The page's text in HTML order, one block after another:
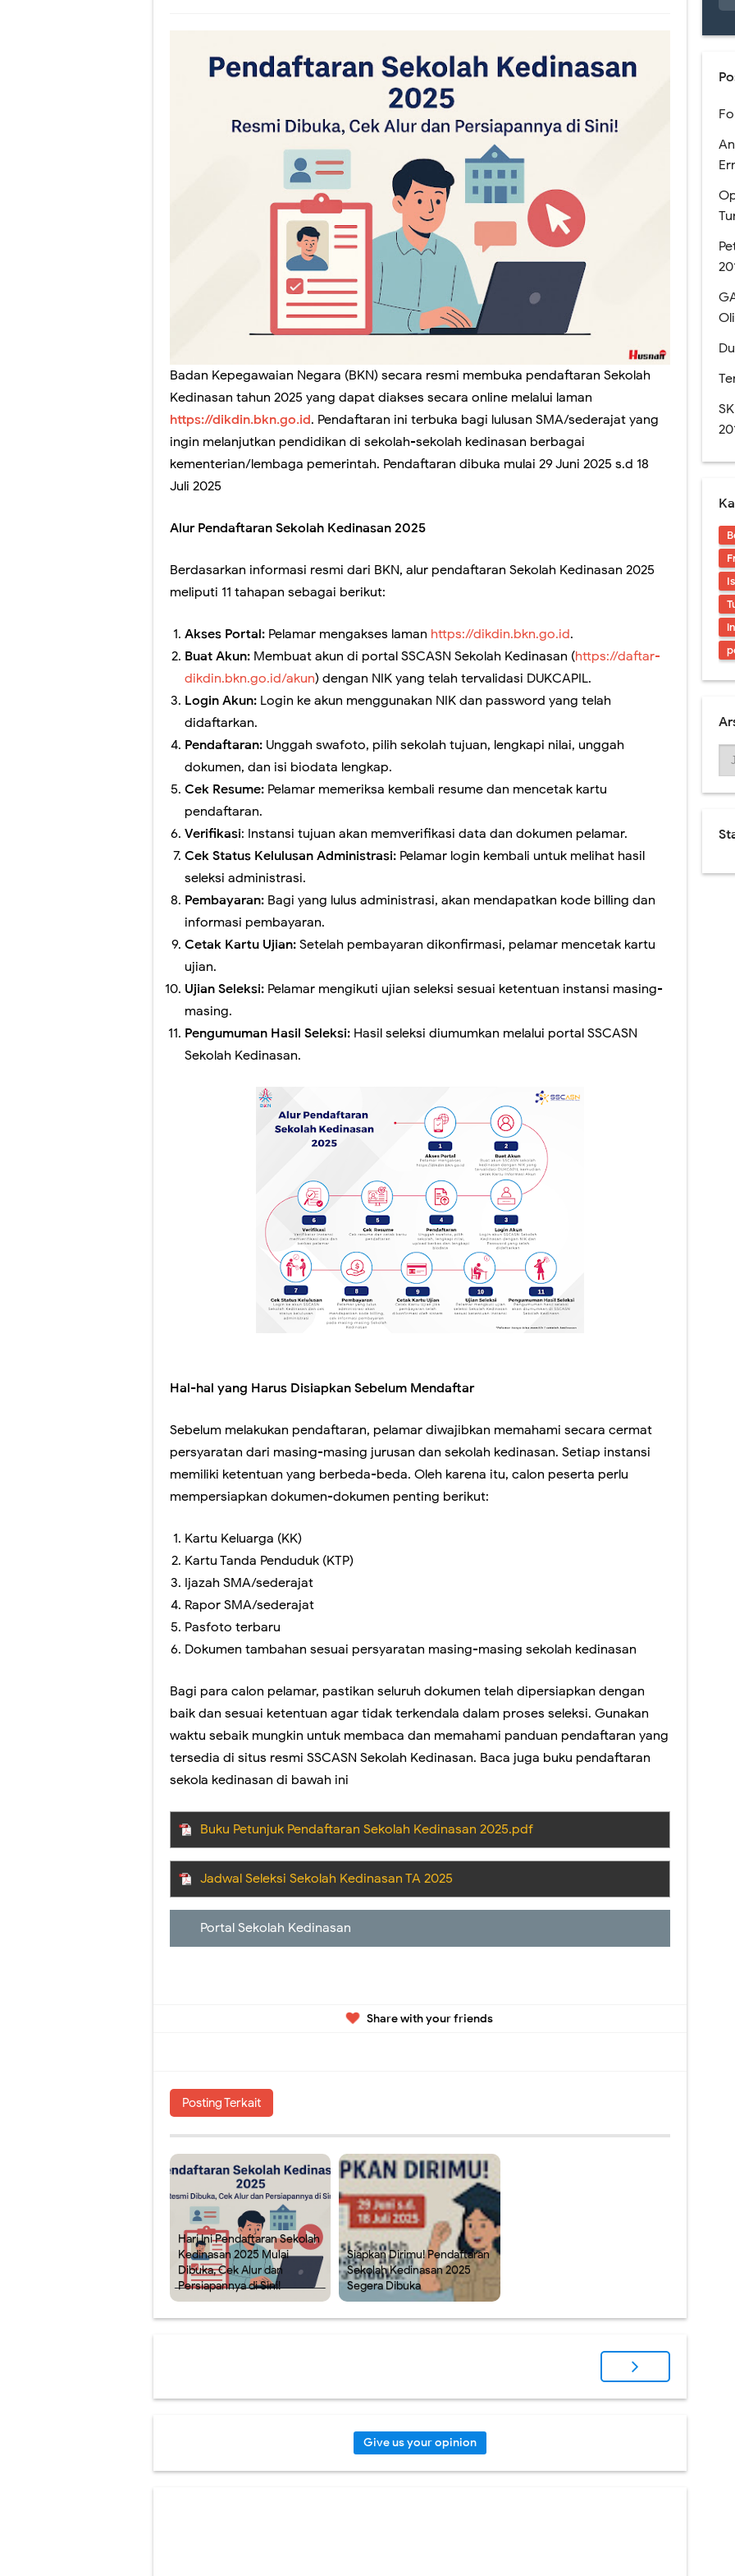
Peresmian Kebijakan Bantuan Kuota Internet Kemdikbud Tahun 2020
Fitur Baru Google Meet dan Classroom (Coming soon)
Pelatihan Pelaksanaan USBN SMA Tahun 2019
Workshop Membangun LMS Sekolah MKKS SMA Negeri Kab. Jember Th. 2017
Perubahan Bentuk Rapor Untuk SKS, Perlu Dikoreksi Lagi.
Panduan Penilaian SMA edisi November 2016. Layout Rapor Berubah Lagi, Iya Lagi
Pilkada Rasa Pilpres. Sedikit Pendapat Saya Mengenai Pilgub DKI
Pelatihan Penggunaan Soal-soal berbasis LMS di SMAN 1 Jember
Ragu dengan Qur'an Digital? Cobalah Aplikasi Qur'an Kemenag
Hari Ini Pendaftaran Sekolah Kedinasan 2025 Mulai Dibuka, Cek Alur dan Persiapannya di
Siapkan Dirimu! Pendaftaran Sekolah Kedinasan 2025 Segera Dibuka
Cara Melihat Pengumuman Hasil UTBK SNBT 2025, Link dan Laman Mirrornya.
Yuk ikuti Konferensi Pers Pengumuman SNBT 2025
Badan Kepegawaian Negara (BKN) secara resmi membuka pendaftaran Sekolah
Kedinasan tahun 2025 yang dapat diakses secara online melalui laman
https://dikdin.bkn.go.id. Pendaftaran ini terbuka bagi lulusan SMA/sederajat yang
ingin melanjutkan pendidikan di sekolah-sekolah kedinasan berbagai
kementerian/lembaga pemerintah. Pendaftaran dibuka mulai 29 Juni 2025 s.d 18
Juli 2025
Alur Pendaftaran Sekolah Kedinasan 2025
Berdasarkan informasi resmi dari BKN, alur pendaftaran Sekolah Kedinasan 2025
meliputi 11 tahapan sebagai berikut:
Akses Portal: Pelamar mengakses laman https://dikdin.bkn.go.id.
Buat Akun: Membuat akun di portal SSCASN Sekolah Kedinasan (https://daftar-
dikdin.bkn.go.id/akun) dengan NIK yang telah tervalidasi DUKCAPIL.
Login Akun: Login ke akun menggunakan NIK dan password yang telah
didaftarkan.
Pendaftaran: Unggah swafoto, pilih sekolah tujuan, lengkapi nilai, unggah
dokumen, dan isi biodata lengkap.
Cek Resume: Pelamar memeriksa kembali resume dan mencetak kartu
pendaftaran.
Verifikasi: Instansi tujuan akan memverifikasi data dan dokumen pelamar.
Cek Status Kelulusan Administrasi: Pelamar login kembali untuk melihat hasil
seleksi administrasi.
Pembayaran: Bagi yang lulus administrasi, akan mendapatkan kode billing dan
informasi pembayaran.
Cetak Kartu Ujian: Setelah pembayaran dikonfirmasi, pelamar mencetak kartu
ujian.
Ujian Seleksi: Pelamar mengikuti ujian seleksi sesuai ketentuan instansi masing-
masing.
Pengumuman Hasil Seleksi: Hasil seleksi diumumkan melalui portal SSCASN
Sekolah Kedinasan.
Hal-hal yang Harus Disiapkan Sebelum Mendaftar
Sebelum melakukan pendaftaran, pelamar diwajibkan memahami secara cermat
persyaratan dari masing-masing jurusan dan sekolah kedinasan. Setiap instansi
memiliki ketentuan yang berbeda-beda. Oleh karena itu, calon peserta perlu
mempersiapkan dokumen-dokumen penting berikut:
Kartu Keluarga (KK)
Kartu Tanda Penduduk (KTP)
Ijazah SMA/sederajat
Rapor SMA/sederajat
Pasfoto terbaru
Dokumen tambahan sesuai persyaratan masing-masing sekolah kedinasan
Bagi para calon pelamar, pastikan seluruh dokumen telah dipersiapkan dengan
baik dan sesuai ketentuan agar tidak terkendala dalam proses seleksi. Gunakan
waktu sebaik mungkin untuk membaca dan memahami panduan pendaftaran yang
tersedia di situs resmi SSCASN Sekolah Kedinasan. Baca juga buku pendaftaran
sekola kedinasan di bawah ini
Buku Petunjuk Pendaftaran Sekolah Kedinasan 2025.pdf
Jadwal Seleksi Sekolah Kedinasan TA 2025
Portal Sekolah Kedinasan
Share with your friends
Posting Terkait
Hari Ini Pendaftaran Sekolah
Kedinasan 2025 Mulai
Dibuka, Cek Alur dan
Persiapannya di Sini!
Siapkan Dirimu! Pendaftaran
Sekolah Kedinasan 2025
Segera Dibuka
Give us your opinion